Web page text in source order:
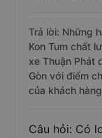
Trả lời: Những
Kon Tum chất
xe Thuận Phát
Gòn với điểm
của khách
Câu hỏi: Có